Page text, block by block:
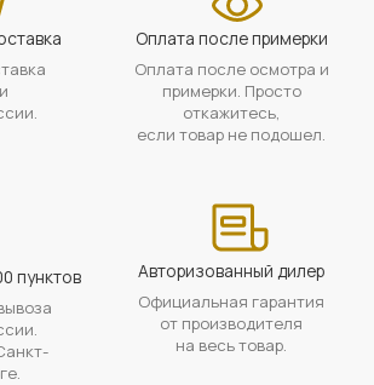
Оплата после примерки
Оплата после осмотра и
примерки. Просто
откажитесь,
если товар не подошел.
пунктов Авторизованный дилер
Официальная гарантия
от производителя
на весь товар.